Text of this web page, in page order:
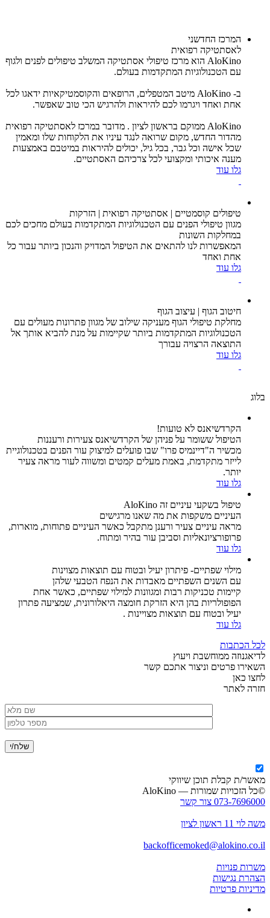
המרכז החדשני
לאסתטיקה רפואית
AloKino הוא מרכז טיפולי אסתטיקה המשלב טיפולים לפנים ולגוף
עם הטכנולוגיות המתקדמות בעולם.
ב- AloKino מיטב המטפלים, הרופאים והקוסמטיקאיות ידאגו לכל
אחת ואחד ויגרמו לכם להיראות ולהרגיש הכי טוב שאפשר.
AloKino ממוקם בראשון לציון . מדובר במרכז לאסתטיקה רפואית
מהדור החדש, מקום שרואה לנגד עיניו את הלקוחות שלו ומאמין
שכל אישה וכל גבר, בכל גיל, יכולים להיראות במיטבם באמצעות
מענה איכותי ומקצועי לכל צרכיהם האסתטיים.
גלו עוד
טיפולים קוסמטיים | אסתטיקה רפואית | הזרקות
מגוון טיפולי הפנים עם הטכנולוגיות המתקדמות בעולם מחכים לכם
במחלקות השונות
המאפשרות לנו להתאים את הטיפול המדויק והנכון ביותר עבור כל
אחת ואחד
גלו עוד
חיטוב הגוף | עיצוב הגוף
מחלקת טיפולי הגוף מעניקה שילוב של מגוון פתרונות מעולים עם
הטכנולוגיות המתקדמות ביותר שקיימות על מנת להביא אותך אל
התוצאה הרצויה עבורך
גלו עוד
בלוג
הקרדשיאנס לא טועות!
הטיפול ששומר על פניהן של הקרדשיאנס צעירות ורעננות
מכשיר ה"דיינמיס פרו" שבו פועלים למיצוק עור הפנים בטכנולוגיית
לייזר מתקדמת, באמת מעלים קמטים ומשווה לעור מראה צעיר
יותר.
גלו עוד
טיפול בשקעי עיניים זה AloKino
העיניים משקפות את מה שאנו מרגישים
מראה עיניים צעיר ורענן מתקבל כאשר העיניים פתוחות, מוארות,
פרופורציונאליות וסביבן עור בהיר ומתוח.
גלו עוד
מילוי שפתיים- פיתרון יעיל ובטוח עם תוצאות מצוינות
עם השנים השפתיים מאבדות את הנפח הטבעי שלהן
קיימות טכניקות רבות ומגוונות למילוי שפתיים, כאשר אחת
הפופולריות בהן היא הזרקת חומצה היאלורונית, שמציעה פתרון
יעיל ובטוח עם תוצאות מצויינות .
גלו עוד
לכל הכתבות
לדיאגנוזה ממוחשבת ויעוץ
השאירו פרטים וניצור אתכם קשר
לחצו כאן
חזרה לאתר
מאשר/ת קבלת תוכן שיווקי
©כל הזכויות שמורות — AloKino
073-7696000 צור קשר
משה לוי 11 ראשון לציון
backofficemoked@alokino.co.il
משרות פנויות
הצהרת נגישות
מדיניות פרטיות